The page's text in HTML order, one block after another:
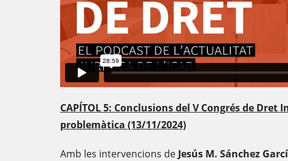
CAPÍTOL 5: Conclusions del V Congrés de Dret
problemàtica (13/11/2024)
Amb les intervencions de Jesús M. Sánchez